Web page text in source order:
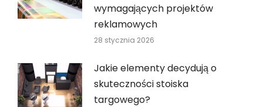
wymagających projektów
reklamowych
28 stycznia 2026
Jakie elementy decydują o
skuteczności stoiska
targowego?